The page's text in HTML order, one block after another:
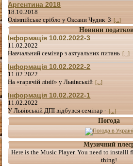
Аргентина 2018
18.10.2018
Олімпійське срібло у Оксани Чудик З [...]
Новини
Інформація 10.02.2022-3
11.02.2022
Навчальний семінар з актуальних питань [...]
Інформація 10.02.2022-2
11.02.2022
На «гарячій лінії» у Львівській [...]
Інформація 10.02.2022-1
11.02.2022
У Львівській ДПІ відбувся семінар - [...]
Погода
Музичний
Here is the Music Player. You need to installl
thing!